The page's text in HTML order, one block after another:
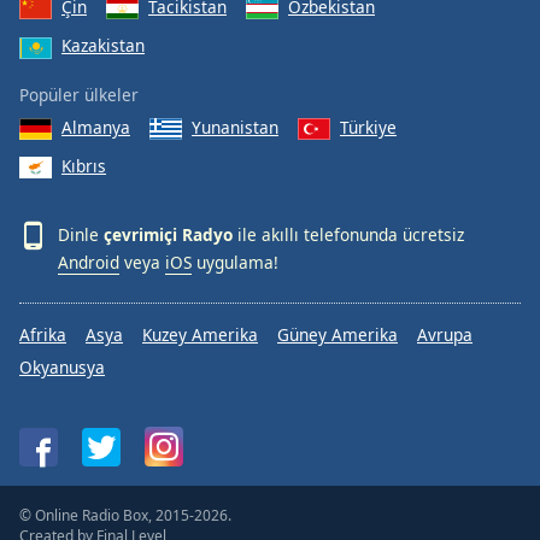
Çin
Tacikistan
Özbekistan
Kazakistan
Popüler ülkeler
Almanya
Yunanistan
Türkiye
Kıbrıs
Dinle çevrimiçi Radyo ile akıllı telefonunda ücretsiz
Android veya iOS uygulama!
Afrika Asya Kuzey Amerika Güney Amerika
Avrupa
Okyanusya
© Online Radio Box, 2015-2026.